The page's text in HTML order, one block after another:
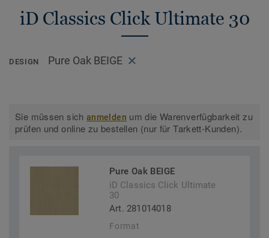
iD Classics Click Ultimate 30
DESIGN Pure Oak BEIGE
Sie müssen sichanmelden um die Warenverfügbarkeit zu
prüfen und online zu bestellen (nur für Tarkett-Kunden).
Pure Oak BEIGE
iD Classics Click Ultimate
30
Art. 281014018
Format